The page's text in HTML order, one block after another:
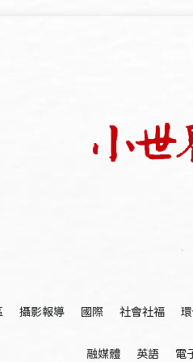
攝影報導 國際 社會社福
融媒體 英語 電